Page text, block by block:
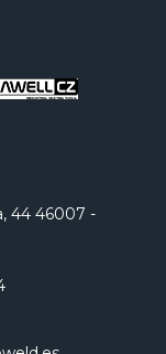
44 46007 -